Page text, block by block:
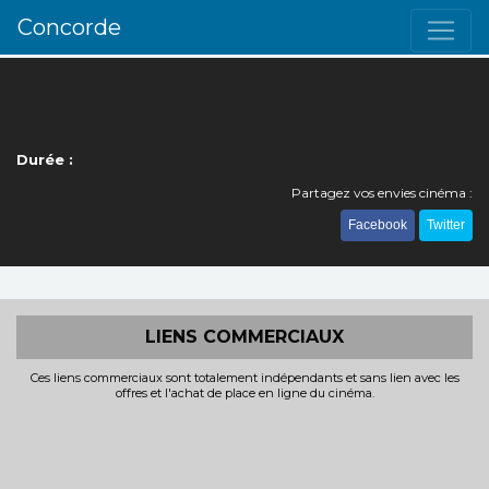
Concorde
Durée :
Partagez vos envies cinéma :
Facebook Twitter
LIENS COMMERCIAUX
Ces liens commerciaux sont totalement indépendants et sans lien avec les
offres et l'achat de place en ligne du cinéma.